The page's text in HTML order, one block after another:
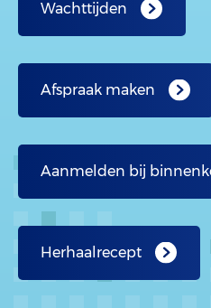
Wachttijden
Afspraak maken
Aanmelden bij
Herhaalrecept